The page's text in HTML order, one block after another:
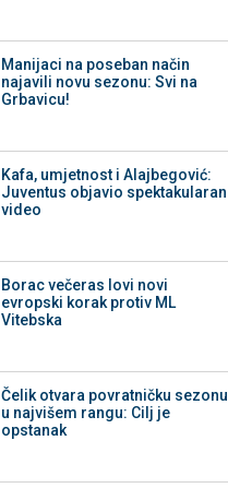
Manijaci na poseban način
najavili novu sezonu: Svi na
Grbavicu!
Kafa, umjetnost i Alajbegović:
Juventus objavio spektakularan
video
Borac večeras lovi novi
evropski korak protiv ML
Vitebska
Čelik otvara povratničku sezonu
u najvišem rangu: Cilj je
opstanak